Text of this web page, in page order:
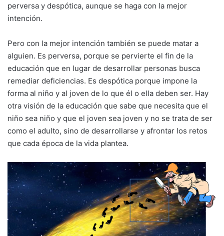
perversa y despótica, aunque se haga con la mejor
intención.
Pero con la mejor intención también se puede matar a
alguien. Es perversa, porque se pervierte el fin de la
educación que en lugar de desarrollar personas busca
remediar deficiencias. Es despótica porque impone la
forma al niño y al joven de lo que él o ella deben ser. Hay
otra visión de la educación que sabe que necesita que el
niño sea niño y que el joven sea joven y no se trata de ser
como el adulto, sino de desarrollarse y afrontar los retos
que cada época de la vida plantea.